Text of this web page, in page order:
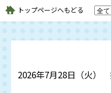
トップページへもどる
2026年7月28日（火）